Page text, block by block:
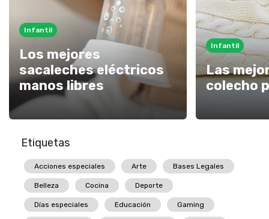
Infantil
Los mejores
sacaleches eléctricos
manos libres
Infantil
Las
colecho
Etiquetas
Acciones especiales Arte Bases Legales
Belleza Cocina Deporte
Días especiales Educación Gaming